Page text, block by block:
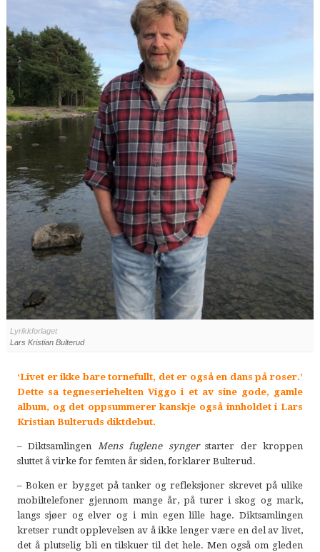
Lyrikkforlaget
Lars Kristian Bulterud
‘Livet er ikke bare tornefullt, det er også en dans på roser.’
Dette sa tegneseriehelten Viggo i et av sine gode, gamle
album, og det oppsummerer kanskje også innholdet i Lars
Kristian Bulteruds diktdebut.
– Diktsamlingen Mens fuglene syngerstarter der kroppen
sluttet å virke for femten år siden, forklarer Bulterud.
– Boken er bygget på tanker og refleksjoner skrevet på ulike
mobiltelefoner gjennom mange år, på turer i skog og mark,
langs sjøer og elver og i min egen lille hage. Diktsamlingen
kretser rundt opplevelsen av å ikke lenger være en del av livet,
det å plutselig bli en tilskuer til det hele. Men også om gleden